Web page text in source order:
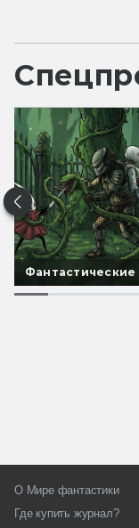
Фантастические
О Мире фантастики
Где купить журнал?